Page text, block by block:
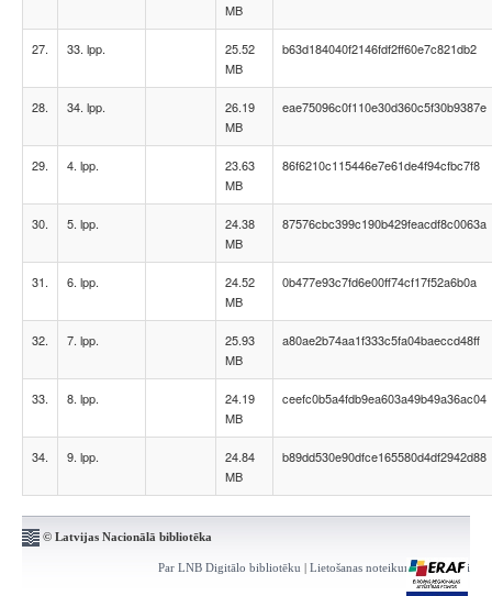
MB
27. 33. lpp.
25.52
MB
b63d184040f2146fdf2ff60e7c821db2
28. 34. lpp.
26.19
MB
eae75096c0f110e30d360c5f30b9387e
29. 4. lpp.
23.63
MB
86f6210c115446e7e61de4f94cfbc7f8
30. 5. lpp.
24.38
MB
87576cbc399c190b429feacdf8c0063a
31. 6. lpp.
24.52
MB
0b477e93c7fd6e00ff74cf17f52a6b0a
32. 7. lpp.
25.93
MB
a80ae2b74aa1f333c5fa04baeccd48ff
33. 8. lpp.
24.19
MB
ceefc0b5a4fdb9ea603a49b49a36ac04
34. 9. lpp.
24.84
MB
b89dd530e90dfce165580d4df2942d88
© Latvijas Nacionālā bibliotēka
Par LNB Digitālo bibliotēku | Lietošanas noteikumi | Kontakti